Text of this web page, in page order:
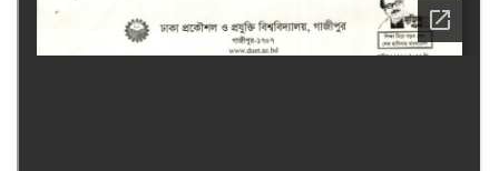
“জুলাই গণঅভ্যুত্থান দিবস ২০২৬” পালন উপলক্ষ্যে গঠিত কমিটির অফিস আদেশ